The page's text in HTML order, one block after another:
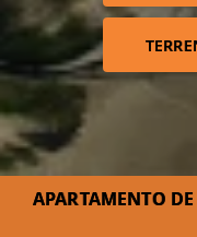
APARTAMENTO